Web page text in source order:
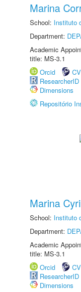
Marina
School: Instituto
Department:
Academic
title: MS-3.1
Orcid
ResearcherID
Dimensions
Repositório
Marina
School: Instituto
Department:
Academic
title: MS-3.1
Orcid
ResearcherID
Dimensions